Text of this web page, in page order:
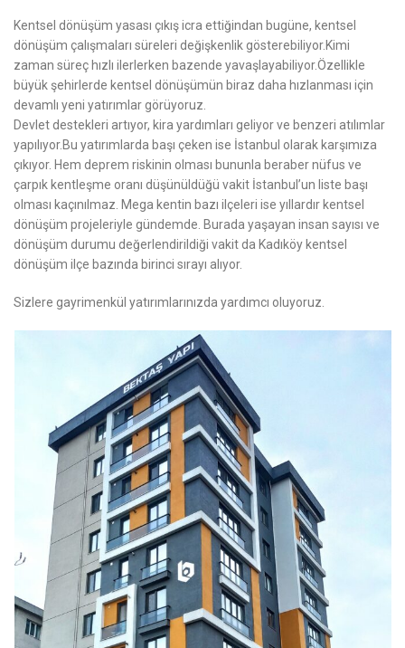
Kentsel dönüşüm yasası çıkış icra ettiğindan bugüne, kentsel
dönüşüm çalışmaları süreleri değişkenlik gösterebiliyor.Kimi
zaman süreç hızlı ilerlerken bazende yavaşlayabiliyor.Özellikle
büyük şehirlerde kentsel dönüşümün biraz daha hızlanması için
devamlı yeni yatırımlar görüyoruz.
Devlet destekleri artıyor, kira yardımları geliyor ve benzeri atılımlar
yapılıyor.Bu yatırımlarda başı çeken ise İstanbul olarak karşımıza
çıkıyor. Hem deprem riskinin olması bununla beraber nüfus ve
çarpık kentleşme oranı düşünüldüğü vakit İstanbul’un liste başı
olması kaçınılmaz. Mega kentin bazı ilçeleri ise yıllardır kentsel
dönüşüm projeleriyle gündemde. Burada yaşayan insan sayısı ve
dönüşüm durumu değerlendirildiği vakit da Kadıköy kentsel
dönüşüm ilçe bazında birinci sırayı alıyor.
Sizlere gayrimenkül yatırımlarınızda yardımcı oluyoruz.